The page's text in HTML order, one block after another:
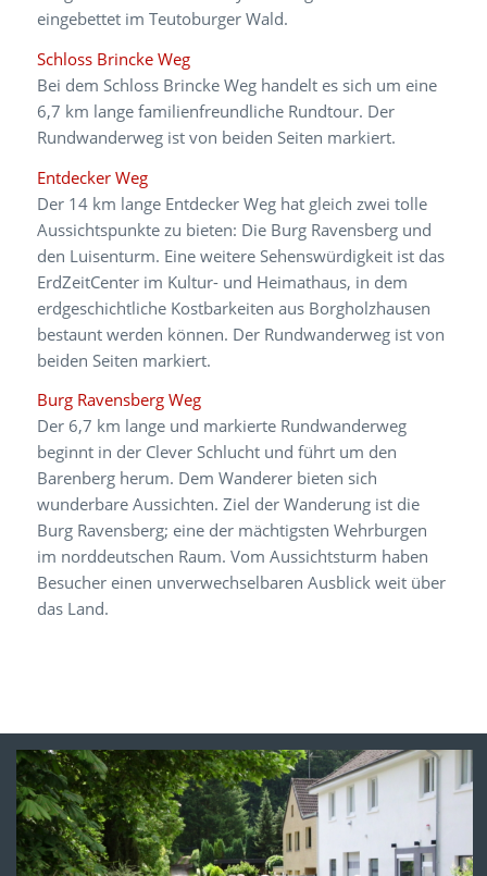
ErdZeitCenter im Kultur- und Heimathaus, in dem
erdgeschichtliche Kostbarkeiten aus Borgholzhausen
bestaunt werden können. Der Rundwanderweg ist von
beiden Seiten markiert.
Burg Ravensberg Weg
Der 6,7 km lange und markierte Rundwanderweg
beginnt in der Clever Schlucht und führt um den
Barenberg herum. Dem Wanderer bieten sich
wunderbare Aussichten. Ziel der Wanderung ist die
Burg Ravensberg; eine der mächtigsten Wehrburgen
im norddeutschen Raum. Vom Aussichtsturm haben
Besucher einen unverwechselbaren Ausblick weit über
das Land.